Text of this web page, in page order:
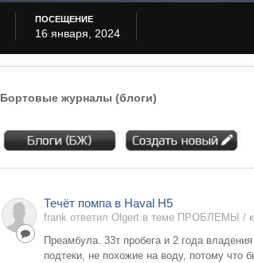
ПОСЕЩЕНИЕ
16 января, 2024
Бортовые журналы (блоги)
Течёт помпа в Haval H5
frank ответил Olgert в теме ПРОБЛЕМЫ /
Преамбула. 33т пробега и 2 года
подтеки, не похожие на воду, потому что